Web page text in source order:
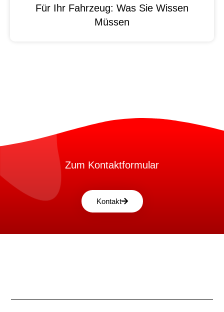
Für Ihr Fahrzeug: Was Sie Wissen
Müssen
Zum Kontaktformular
Kontakt